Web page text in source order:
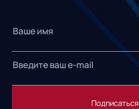
Подписаться